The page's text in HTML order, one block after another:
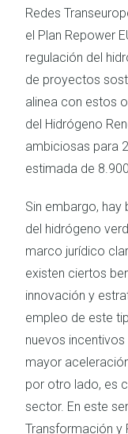
Redes
el Plan Repower
regulación del
de proyectos
alinea con estos
del Hidrógeno
ambiciosas para
estimada de
Sin embargo, hay
del hidrógeno
marco jurídico
existen ciertos
innovación y
empleo de este
nuevos
mayor
por otro lado, es
sector. En este
Transformación y